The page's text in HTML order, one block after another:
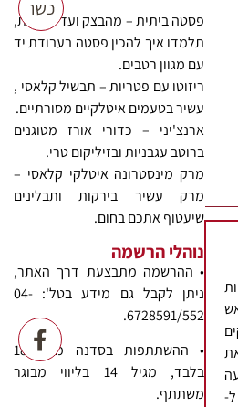
פסטה ביתית – מהבצק ועד לצלחת,
תלמדו איך להכין פסטה בעבודת יד
עם מגוון רטבים.
ריזוטו עם פטריות – תבשיל קלאסי ,
עשיר בטעמים איטלקיים מסורתיים.
ארנצ'יני – כדורי אורז מטוגנים
ברוטב עגבניות ובזיליקום טרי.
מרק מינסטרונה איטלקי קלאסי –
מרק עשיר בירקות ותבלינים
שיעטוף אתכם בחום.
נוהלי הרשמה
• ההרשמה מתבצעת דרך האתר,
ניתן לקבל גם מידע בטל': 04-
6728591/552.
• ההשתתפות בסדנה מגיל 18
בלבד, מגיל 14 בליווי מבוגר
משתתף.